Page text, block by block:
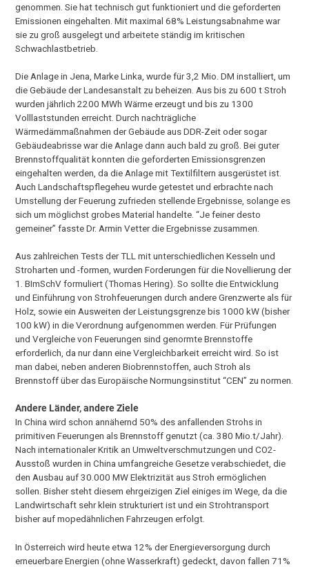
genommen. Sie hat technisch gut funktioniert und die geforderten
Emissionen eingehalten. Mit maximal 68% Leistungsabnahme war
sie zu groß ausgelegt und arbeitete ständig im kritischen
Schwachlastbetrieb.
Die Anlage in Jena, Marke Linka, wurde für 3,2 Mio. DM installiert, um
die Gebäude der Landesanstalt zu beheizen. Aus bis zu 600 t Stroh
wurden jährlich 2200 MWh Wärme erzeugt und bis zu 1300
Volllaststunden erreicht. Durch nachträgliche
Wärmedämmaßnahmen der Gebäude aus DDR-Zeit oder sogar
Gebäudeabrisse war die Anlage dann auch bald zu groß. Bei guter
Brennstoffqualität konnten die geforderten Emissionsgrenzen
eingehalten werden, da die Anlage mit Textilfiltern ausgerüstet ist.
Auch Landschaftspflegeheu wurde getestet und erbrachte nach
Umstellung der Feuerung zufrieden stellende Ergebnisse, solange es
sich um möglichst grobes Material handelte. “Je feiner desto
gemeiner” fasste Dr. Armin Vetter die Ergebnisse zusammen.
Aus zahlreichen Tests der TLL mit unterschiedlichen Kesseln und
Stroharten und -formen, wurden Forderungen für die Novellierung der
1. BImSchV formuliert (Thomas Hering). So sollte die Entwicklung
und Einführung von Strohfeuerungen durch andere Grenzwerte als für
Holz, sowie ein Ausweiten der Leistungsgrenze bis 1000 kW (bisher
100 kW) in die Verordnung aufgenommen werden. Für Prüfungen
und Vergleiche von Feuerungen sind genormte Brennstoffe
erforderlich, da nur dann eine Vergleichbarkeit erreicht wird. So ist
man dabei, neben anderen Biobrennstoffen, auch Stroh als
Brennstoff über das Europäische Normungsinstitut “CEN” zu normen.
Andere Länder, andere Ziele
In China wird schon annähernd 50% des anfallenden Strohs in
primitiven Feuerungen als Brennstoff genutzt (ca. 380 Mio.t/Jahr).
Nach internationaler Kritik an Umweltverschmutzungen und CO2-
Ausstoß wurden in China umfangreiche Gesetze verabschiedet, die
den Ausbau auf 30.000 MW Elektrizität aus Stroh ermöglichen
sollen. Bisher steht diesem ehrgeizigen Ziel einiges im Wege, da die
Landwirtschaft sehr klein strukturiert ist und ein Strohtransport
bisher auf mopedähnlichen Fahrzeugen erfolgt.
In Österreich wird heute etwa 12% der Energieversorgung durch
erneuerbare Energien (ohne Wasserkraft) gedeckt, davon fallen 71%